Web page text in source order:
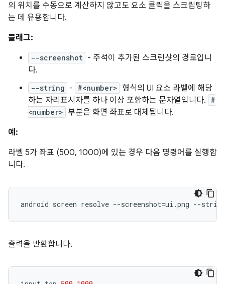
의 위치를 수동으로 계산하지 않고도 요소 클릭을 스크립팅하
는 데 유용합니다.
플래그:
--screenshot - 주석이 추가된 스크린샷의 경로입니
다.
--string - #<number> 형식의 UI 요소 라벨에 해당
하는 자리표시자를 하나 이상 포함하는 문자열입니다. #
<number> 부분은 화면 좌표로 대체됩니다.
예:
라벨 5가 좌표 (500, 1000)에 있는 경우 다음 명령어를 실행합
니다.
android screen resolve --screenshot=ui.png --string
출력을 반환합니다.